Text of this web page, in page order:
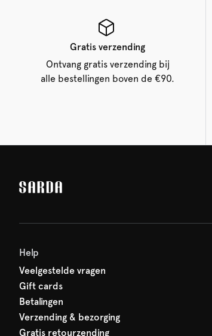
Gratis verzending
Ontvang gratis verzending bij
alle bestellingen boven de €90.
Help
Veelgestelde vragen
Gift cards
Betalingen
Verzending & bezorging
Gratis retourzending